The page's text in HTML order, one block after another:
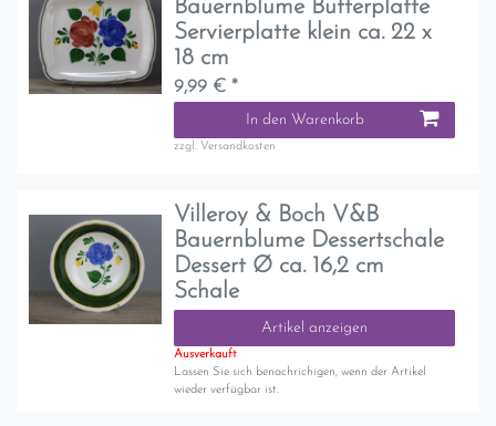
Bauernblume Butterplatte
Servierplatte klein ca. 22 x
18 cm
9,99 € *
In den Warenkorb
zzgl. Versandkosten
Villeroy & Boch V&B
Bauernblume Dessertschale
Dessert Ø ca. 16,2 cm
Schale
Artikel anzeigen
Ausverkauft
Lassen Sie sich benachrichigen, wenn der Artikel
wieder verfügbar ist.